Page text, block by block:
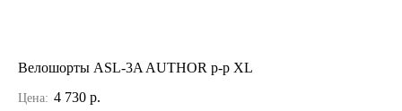
Велошорты ASL-3A AUTHOR р-р XL
Цена: 4 730 р.